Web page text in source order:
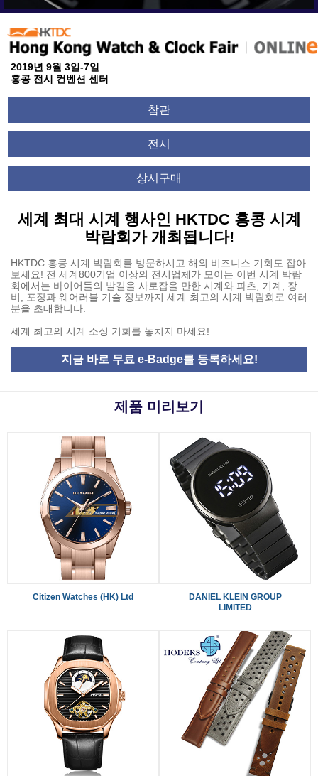
2019년 9월 3일-7일
홍콩 전시 컨벤션 센터
참관
전시
상시구매
세계 최대 시계 행사인 HKTDC 홍콩 시계
박람회가 개최됩니다!
HKTDC 홍콩 시계 박람회를 방문하시고 해외 비즈니스 기회도 잡아
보세요! 전 세계800기업 이상의 전시업체가 모이는 이번 시계 박람
회에서는 바이어들의 발길을 사로잡을 만한 시계와 파츠, 기계, 장
비, 포장과 웨어러블 기술 정보까지 세계 최고의 시계 박람회로 여러
분을 초대합니다.
세계 최고의 시계 소싱 기회를 놓치지 마세요!
지금 바로 무료 e-Badge를 등록하세요!
제품 미리보기
Citizen Watches (HK) Ltd
DANIEL KLEIN GROUP
LIMITED